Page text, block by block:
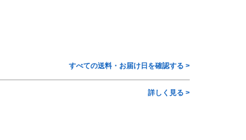
すべての送料・お届け日を確認する >
詳しく見る >